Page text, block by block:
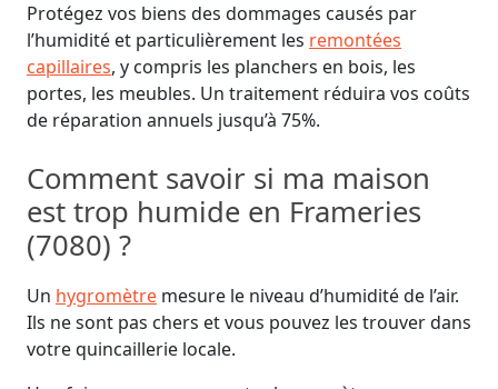
Protégez vos biens des dommages causés par
l’humidité et particulièrement les remontées
capillaires, y compris les planchers en bois, les
portes, les meubles. Un traitement réduira vos coûts
de réparation annuels jusqu’à 75%.
Comment savoir si ma maison
est trop humide en Frameries
(7080) ?
Un hygromètre mesure le niveau d’humidité de l’air.
Ils ne sont pas chers et vous pouvez les trouver dans
votre quincaillerie locale.